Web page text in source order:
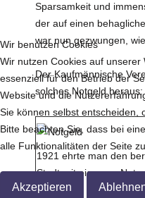
Sparsamkeit und
der auf einen
war nun gezwungen,
Der Kaufmännische
solches Notgeld heraus:
1921 ehrte man den
Stadt mit eigenem
Wir benutzen Cookies
Wir nutzen Cookies auf
essenziell für den Betrieb der
Website und die
Sie können selbst entscheiden,
Bitte beachten Sie, dass bei
alle Funktionalitäten der Seite
Akzeptieren